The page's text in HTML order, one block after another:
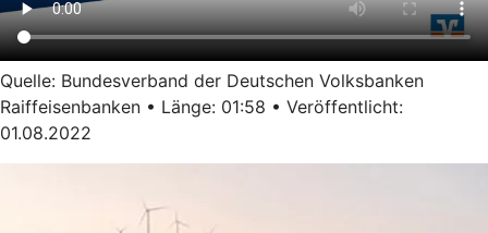
Quelle: Bundesverband der Deutschen Volksbanken
Raiffeisenbanken • Länge: 01:58 • Veröffentlicht:
01.08.2022